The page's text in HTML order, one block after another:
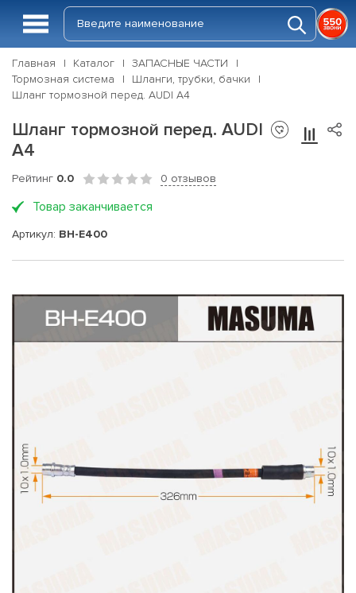
Главная Каталог
ЗАПАСНЫЕ ЧАСТИ
Тормозная система
Шланги, трубки, бачки
Шланг тормозной перед. AUDI A4
Шланг тормозной перед. AUDI
A4
Рейтинг 0.0 0 отзывов
Товар заканчивается
Артикул: BH-E400